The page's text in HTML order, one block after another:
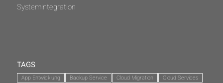
Systemintegration
TAGS
App Entwicklung Backup Service Cloud Migration
Cloud Services